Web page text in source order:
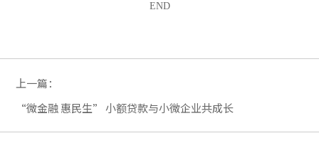
END
上一篇：
“微金融 惠民生” 小额贷款与小微企业共成长